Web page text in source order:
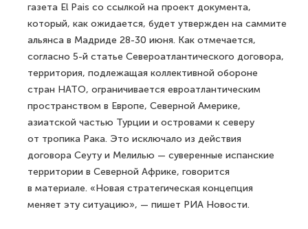
газета El Pais со ссылкой на проект документа,
который, как ожидается, будет утвержден на саммите
альянса в Мадриде 28-30 июня. Как отмечается,
согласно 5-й статье Североатлантического договора,
территория, подлежащая коллективной обороне
стран НАТО, ограничивается евроатлантическим
пространством в Европе, Северной Америке,
азиатской частью Турции и островами к северу
от тропика Рака. Это исключало из действия
договора Сеуту и Мелилью — суверенные испанские
территории в Северной Африке, говорится
в материале. «Новая стратегическая концепция
меняет эту ситуацию», — пишет РИА Новости.